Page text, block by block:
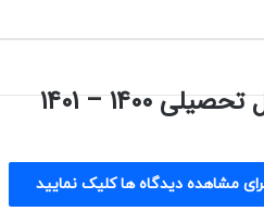
1400 – 1401
مشاهده دیدگاه ها کلیک نمایید